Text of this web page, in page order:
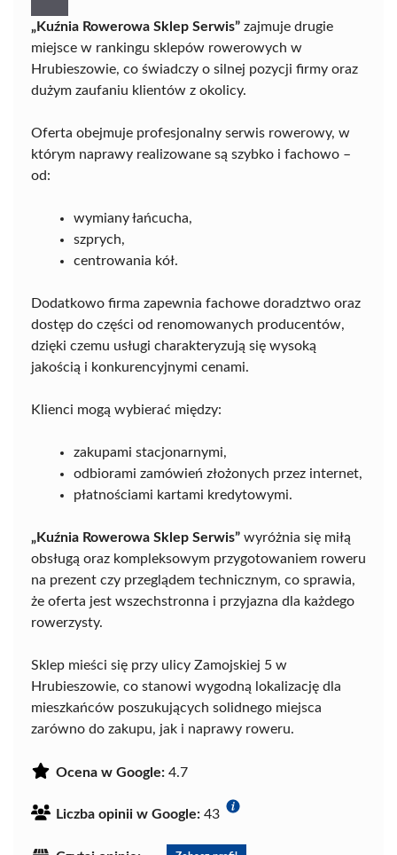
„Kuźnia Rowerowa Sklep Serwis” zajmuje drugie
miejsce w rankingu sklepów rowerowych w
Hrubieszowie, co świadczy o silnej pozycji firmy oraz
dużym zaufaniu klientów z okolicy.
Oferta obejmuje profesjonalny serwis rowerowy, w
którym naprawy realizowane są szybko i fachowo –
od:
wymiany łańcucha,
szprych,
centrowania kół.
Dodatkowo firma zapewnia fachowe doradztwo oraz
dostęp do części od renomowanych producentów,
dzięki czemu usługi charakteryzują się wysoką
jakością i konkurencyjnymi cenami.
Klienci mogą wybierać między:
zakupami stacjonarnymi,
odbiorami zamówień złożonych przez internet,
płatnościami kartami kredytowymi.
„Kuźnia Rowerowa Sklep Serwis” wyróżnia się miłą
obsługą oraz kompleksowym przygotowaniem roweru
na prezent czy przeglądem technicznym, co sprawia,
że oferta jest wszechstronna i przyjazna dla każdego
rowerzysty.
Sklep mieści się przy ulicy Zamojskiej 5 w
Hrubieszowie, co stanowi wygodną lokalizację dla
mieszkańców poszukujących solidnego miejsca
zarówno do zakupu, jak i naprawy roweru.
Ocena w Google: 4.7
Liczba opinii w Google: 43